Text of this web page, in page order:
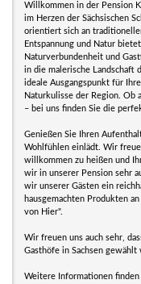
Willkommen in der Pension
im Herzen der Sächsischen
orientiert sich an
Entspannung und Natur
Naturverbundenheit und
in die malerische Landschaft
ideale Ausgangspunkt für
Naturkulisse der Region. Ob
– bei uns finden Sie die
Genießen Sie Ihren
Wohlfühlen einlädt. Wir
willkommen zu heißen und
wir in unserer Pension sehr
wir unserer Gästen ein
hausgemachten Produkten
von Hier".
Wir freuen uns auch sehr,
Gasthöfe in Sachsen gewählt
Weitere Informationen